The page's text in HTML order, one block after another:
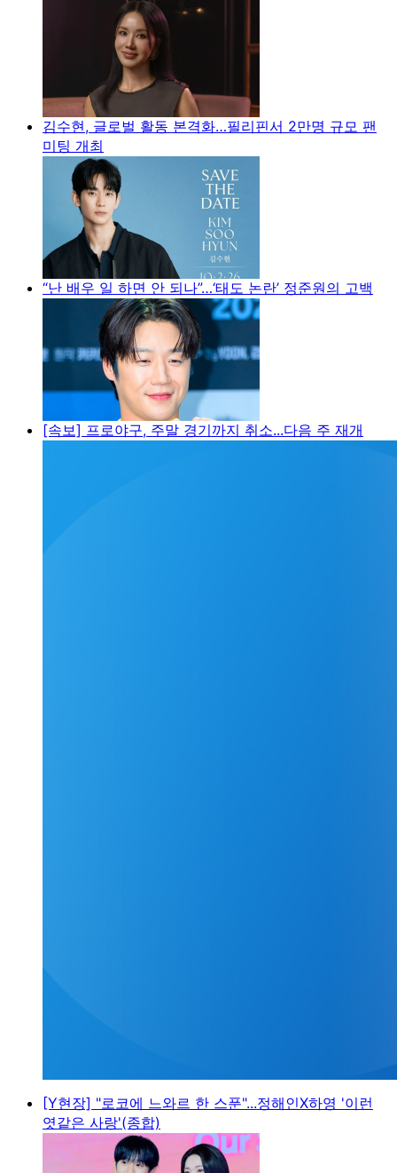
김수현, 글로벌 활동 본격화…필리핀서 2만명 규모 팬
미팅 개최
“난 배우 일 하면 안 되나”…‘태도 논란’ 정준원의 고백
[속보] 프로야구, 주말 경기까지 취소...다음 주 재개
[Y현장] "로코에 느와르 한 스푼"...정해인X하영 '이런
엿같은 사랑'(종합)